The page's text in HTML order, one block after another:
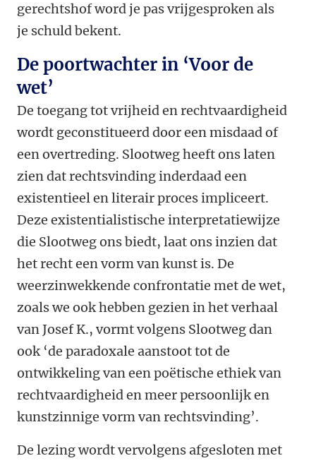
gerechtshof word je pas vrijgesproken als
je schuld bekent.
De poortwachter in ‘Voor de
wet’
De toegang tot vrijheid en rechtvaardigheid
wordt geconstitueerd door een misdaad of
een overtreding. Slootweg heeft ons laten
zien dat rechtsvinding inderdaad een
existentieel en literair proces impliceert.
Deze existentialistische interpretatiewijze
die Slootweg ons biedt, laat ons inzien dat
het recht een vorm van kunst is. De
weerzinwekkende confrontatie met de wet,
zoals we ook hebben gezien in het verhaal
van Josef K., vormt volgens Slootweg dan
ook ‘de paradoxale aanstoot tot de
ontwikkeling van een poëtische ethiek van
rechtvaardigheid en meer persoonlijk en
kunstzinnige vorm van rechtsvinding’.
De lezing wordt vervolgens afgesloten met